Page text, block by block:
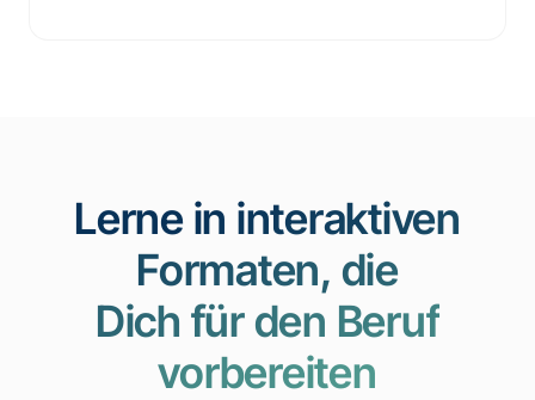
Lerne in interaktiven
Formaten, die
Dich für den Beruf
vorbereiten